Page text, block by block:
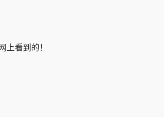
上看到的！